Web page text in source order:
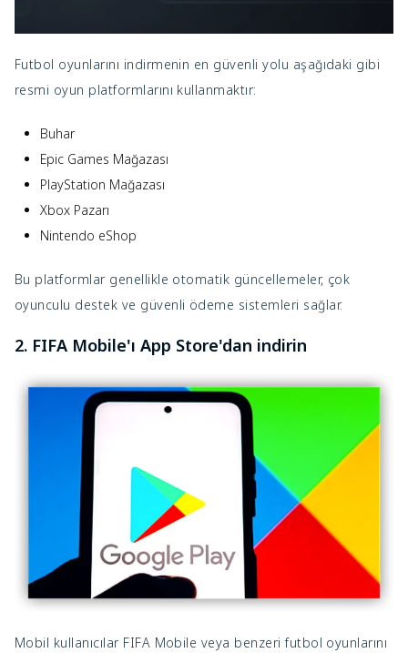
Futbol oyunlarını indirmenin en güvenli yolu aşağıdaki gibi
resmi oyun platformlarını kullanmaktır:
Buhar
Epic Games Mağazası
PlayStation Mağazası
Xbox Pazarı
Nintendo eShop
Bu platformlar genellikle otomatik güncellemeler, çok
oyunculu destek ve güvenli ödeme sistemleri sağlar.
2. FIFA Mobile'ı App Store'dan indirin
Mobil kullanıcılar FIFA Mobile veya benzeri futbol oyunlarını